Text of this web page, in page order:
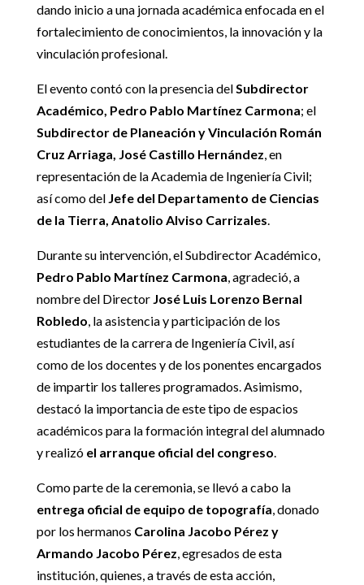
dando inicio a una jornada académica enfocada en el
fortalecimiento de conocimientos, la innovación y la
vinculación profesional.
El evento contó con la presencia delSubdirector
Académico, Pedro Pablo Martínez Carmona; el
Subdirector de Planeación y Vinculación Román
Cruz Arriaga, José Castillo Hernández, en
representación de la Academia de Ingeniería Civil;
así como del Jefe del Departamento de Ciencias
de la Tierra, Anatolio Alviso Carrizales.
Durante su intervención, el Subdirector Académico,
Pedro Pablo Martínez Carmona, agradeció, a
nombre del Director José Luis Lorenzo Bernal
Robledo, la asistencia y participación de los
estudiantes de la carrera de Ingeniería Civil, así
como de los docentes y de los ponentes encargados
de impartir los talleres programados. Asimismo,
destacó la importancia de este tipo de espacios
académicos para la formación integral del alumnado
y realizó el arranque oficial del congreso.
Como parte de la ceremonia, se llevó a cabo la
entrega oficial de equipo de topografía, donado
por los hermanos Carolina Jacobo Pérez y
Armando Jacobo Pérez, egresados de esta
institución, quienes, a través de esta acción,